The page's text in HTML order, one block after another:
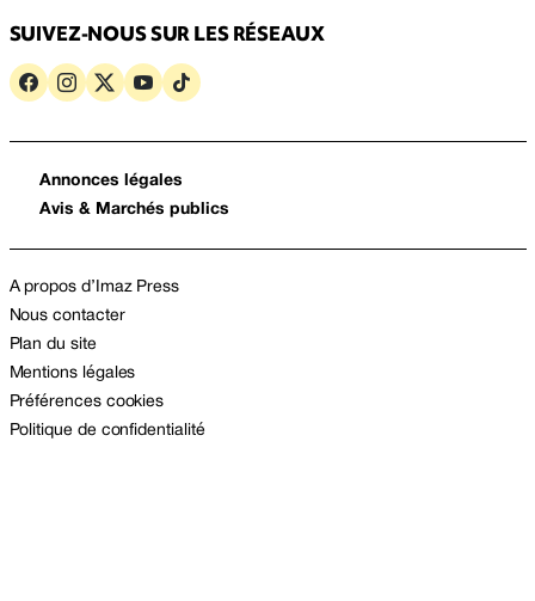
SUIVEZ-NOUS SUR LES RÉSEAUX
Annonces légales
Avis & Marchés publics
A propos d’Imaz Press
Nous contacter
Plan du site
Mentions légales
Préférences cookies
Politique de confidentialité